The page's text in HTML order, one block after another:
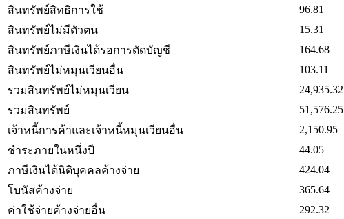
สินทรัพย์สิทธิการใช้
96.81
สินทรัพย์ไม่มีตัวตน
15.31
สินทรัพย์ภาษีเงินได้รอการตัดบัญชี
164.68
สินทรัพย์ไม่หมุนเวียนอื่น
103.11
รวมสินทรัพย์ไม่หมุนเวียน
24,935.32
รวมสินทรัพย์
51,576.25
เจ้าหนี้การค้าและเจ้าหนี้หมุนเวียนอื่น
2,150.95
ชำระภายในหนึ่งปี
44.05
ภาษีเงินได้นิติบุคคลค้างจ่าย
424.04
โบนัสค้างจ่าย
365.64
ค่าใช้จ่ายค้างจ่ายอื่น
292.32